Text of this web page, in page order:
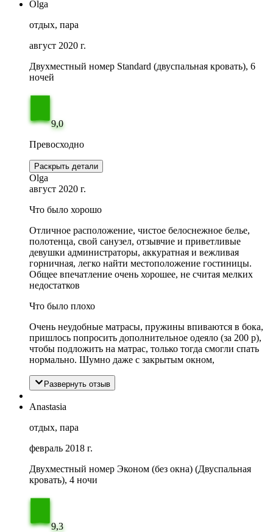
Olga
отдых, пара
август 2020 г.
Двухместный номер Standard (двуспальная кровать), 6
ночей
9,0
Превосходно
Раскрыть детали
Olga
август 2020 г.
Что было хорошо
Отличное расположение, чистое белоснежное белье,
полотенца, свой санузел, отзывчие и приветливые
девушки администраторы, аккуратная и вежливая
горничная, легко найти местоположение гостиницы.
Общее впечатление очень хорошее, не считая мелких
недостатков
Что было плохо
Очень неудобные матрасы, пружины впиваются в бока,
пришлось попросить дополнительное одеяло (за 200 р),
чтобы подложить на матрас, только тогда смогли спать
нормально. Шумно даже с закрытым окном,
Развернуть отзыв
Anastasia
отдых, пара
февраль 2018 г.
Двухместный номер Эконом (без окна) (Двуспальная
кровать), 4 ночи
9,3